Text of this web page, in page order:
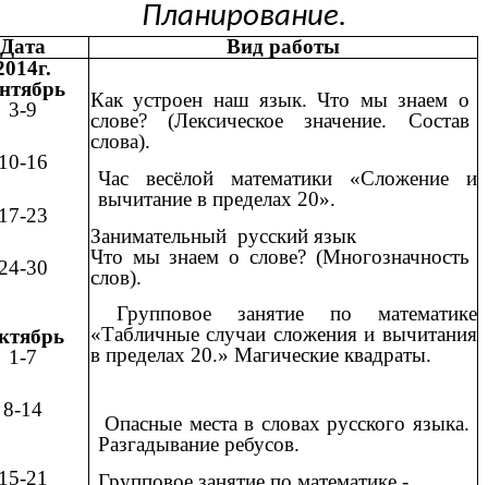
Планирование.
Дата
Вид работы
3-9
16
23
30
1-7
8-14
21
Как устроен наш язык.Что мы знаем о
слове? (Лексическое значение. Состав
слова).
Час весёлой математики «Сложение и
вычитание в пределах 20».
Занимательный русский язык
Что мы знаем о слове? (Многозначность
слов).
Групповое занятие по математике
«Табличные случаи сложения и вычитания
в пределах 20.» Магические квадраты.
Опасные места в словах русского языка.
Разгадывание ребусов.